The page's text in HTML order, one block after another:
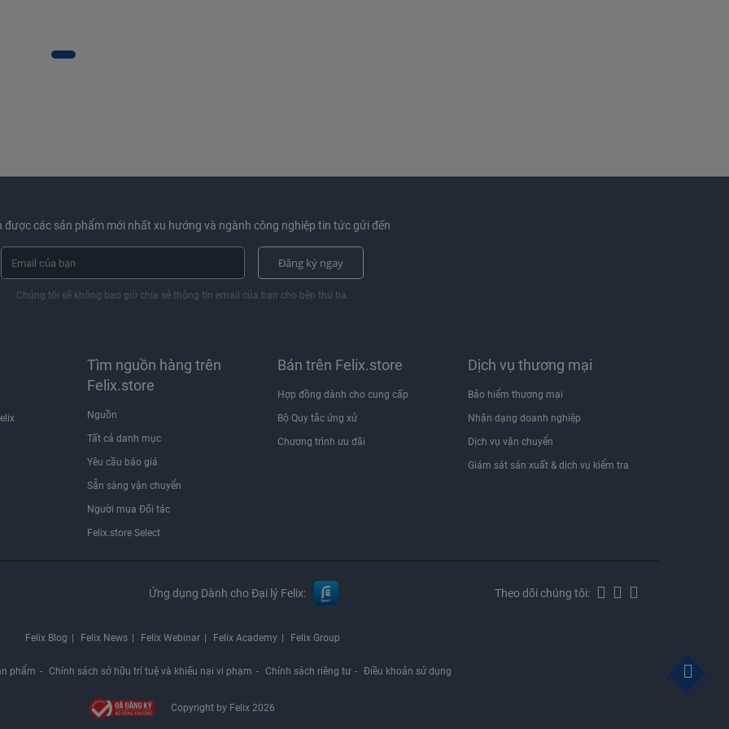
được các sản phẩm mới nhất xu hướng và ngành công nghiệp tin tức gửi đến
Đăng ký ngay
Chúng tôi sẽ không bao giờ chia sẻ thông tin email của bạn cho bên thứ ba.
Tìm nguồn hàng trên
Felix.store
Nguồn
Tất cả danh mục
Yêu cầu báo giá
Sẵn sàng vận chuyển
Người mua Đối tác
Felix.store Select
Bán trên Felix.store
Hợp đồng dành cho cung cấp
Bộ Quy tắc ứng xử
Chương trình ưu đãi
Dịch vụ thương mại
Bảo hiểm thương mại
Nhận dạng doanh nghiệp
Dịch vụ vận chuyển
Giám sát sản xuất & dịch vụ kiểm tra
Ứng dụng Dành cho Đại lý Felix: Theo dõi chúng tôi:
Felix Blog Felix News Felix Webinar Felix Academy Felix Group
phẩm Chính sách sở hữu trí tuệ và khiếu nại vi phạm Chính sách riêng tư Điều khoản sử dụng
Copyright by Felix 2026